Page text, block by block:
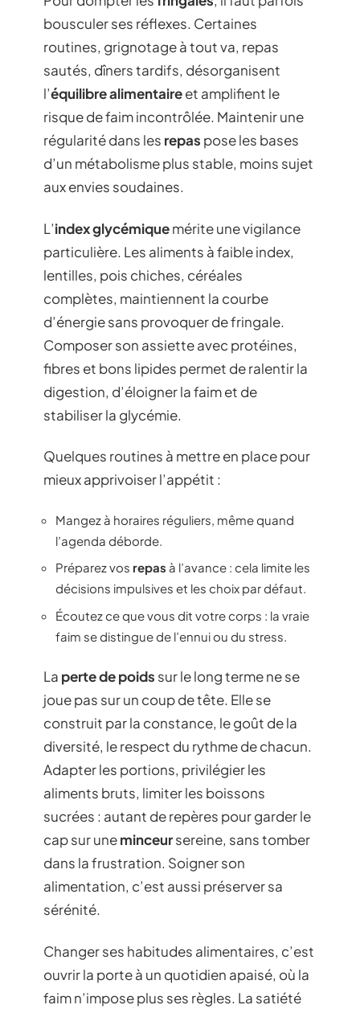
bousculer ses réflexes. Certaines
routines, grignotage à tout va, repas
sautés, dîners tardifs, désorganisent
l’équilibre alimentaireet amplifient le
risque de faim incontrôlée. Maintenir une
régularité dans les repas pose les bases
d’un métabolisme plus stable, moins sujet
aux envies soudaines.
L’index glycémiquemérite une vigilance
particulière. Les aliments à faible index,
lentilles, pois chiches, céréales
complètes, maintiennent la courbe
d’énergie sans provoquer de fringale.
Composer son assiette avec protéines,
fibres et bons lipides permet de ralentir la
digestion, d’éloigner la faim et de
stabiliser la glycémie.
Quelques routines à mettre en place pour
mieux apprivoiser l’appétit :
Mangez à horaires réguliers, même quand
l’agenda déborde.
Préparez vos repas à l’avance : cela limite les
décisions impulsives et les choix par défaut.
Écoutez ce que vous dit votre corps : la vraie
faim se distingue de l’ennui ou du stress.
La perte de poids sur le long terme ne se
joue pas sur un coup de tête. Elle se
construit par la constance, le goût de la
diversité, le respect du rythme de chacun.
Adapter les portions, privilégier les
aliments bruts, limiter les boissons
sucrées : autant de repères pour garder le
cap sur uneminceursereine, sans tomber
dans la frustration. Soigner son
alimentation, c’est aussi préserver sa
sérénité.
Changer ses habitudes alimentaires, c’est
ouvrir la porte à un quotidien apaisé, où la
faim n’impose plus ses règles. La satiété